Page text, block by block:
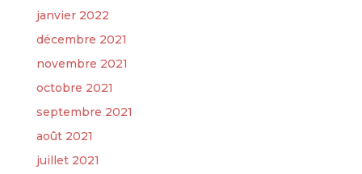
janvier 2022
décembre 2021
novembre 2021
octobre 2021
septembre 2021
août 2021
juillet 2021